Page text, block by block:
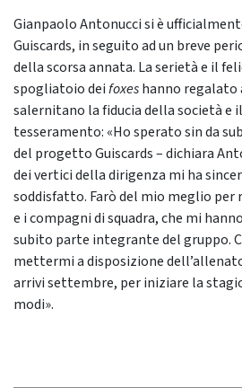
Gianpaolo Antonucci si è
Guiscards, in seguito ad un breve
della scorsa annata. La serietà e il
spogliatoio deifoxeshanno regalato
salernitano la fiducia della società e
tesseramento: «Ho sperato sin da
del progetto Guiscards – dichiara
dei vertici della dirigenza mi ha
soddisfatto. Farò del mio meglio per
e i compagni di squadra, che mi
subito parte integrante del gruppo.
mettermi a disposizione
arrivi settembre, per iniziare la
modi».